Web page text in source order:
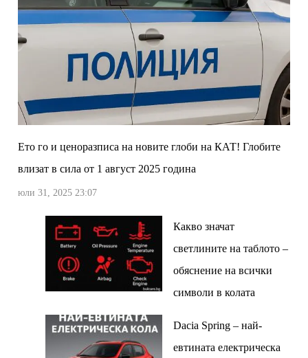
Ето го и ценоразписа на новите глоби на КАТ! Глобите
влизат в сила от 1 август 2025 година
юли 31, 2025 23:07
Какво значат
светлините на таблото –
обяснение на всички
символи в колата
Dacia Spring – най-
евтината електрическа